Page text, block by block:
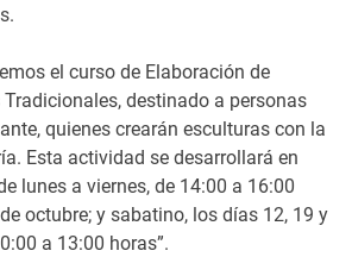
el curso de Elaboración de
Tradicionales, destinado a personas
quienes crearán esculturas con la
Esta actividad se desarrollará en
lunes a viernes, de 14:00 a 16:00
octubre; y sabatino, los días 12, 19 y
a 13:00 horas”.